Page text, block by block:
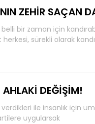
ZEHİR SAÇAN
belli bir zaman için
herkesi, sürekli olarak
AHLAKİ DEĞİŞİM!
verdikleri ile insanlık için
uygularsak